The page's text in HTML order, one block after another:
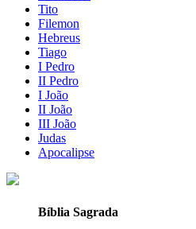
Tito
Filemon
Hebreus
Tiago
I Pedro
II Pedro
I João
II João
III João
Judas
Apocalipse
Bíblia Sagrada